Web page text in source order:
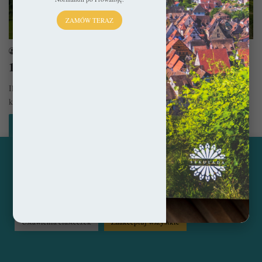
Francja
10 bajkowych miasteczek we Francji
Ilość pięknych miejsc we Francji jest wręcz zatrważająca i chyba w
każdej wiosce znajdzie się coś wartego uwagi. Oto wybór…
© Copyright 2014 - 2026, All Rights Reserved by sekulada.com
PinterestInstagram
Ta strona korzysta z ciasteczek, aby świadczyć usługi na
najwyższym poziomie. Klikając opcję "Zaakceptuj wszystkie"
zgadzasz się na użycie wszystkich ciasteczek. Możesz również
przejść do "Ustawień Ciasteczek", aby zgodzić się tylko na
Czytaj więcej...
Ustawienia ciasteczek Zaakceptuj wszystkie
ZAMÓW TERAZ